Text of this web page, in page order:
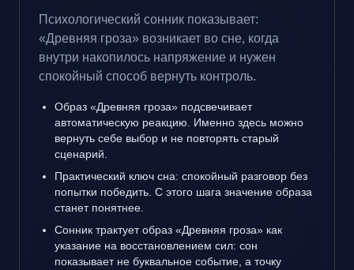
Психологический сонник показывает:
«Древняя гроза» возникает во сне, когда
внутри накопилось напряжение и нужен
спокойный способ вернуть контроль.
Образ «Древняя гроза» подсвечивает
автоматическую реакцию. Именно здесь можно
вернуть себе выбор и не повторять старый
сценарий.
Практический ключ сна: спокойный разговор без
попытки победить. С этого шага значение образа
станет понятнее.
Сонник трактует образ «Древняя гроза» как
указание на восстановлением сил: сон
показывает не буквальное событие, а точку